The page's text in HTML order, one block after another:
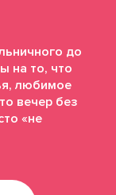
до
на то, что
любимое
вечер без
«не